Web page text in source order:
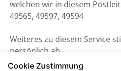
welchen wir in diesem
49565, 49597, 49594
Weiteres zu diesem Service
persönlich ab.
Cookie Zustimmung